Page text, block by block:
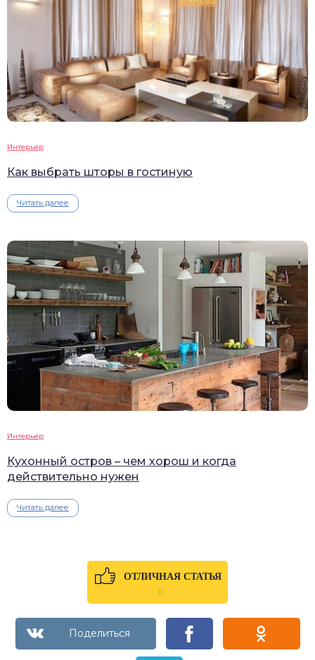
Интерьер
Как выбрать шторы в гостиную
Читать далее
Интерьер
Кухонный остров – чем хорош и когда
действительно нужен
Читать далее
ОТЛИЧНАЯ СТАТЬЯ
0